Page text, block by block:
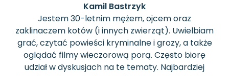
Kamil Bastrzyk
Jestem 30-letnim mężem, ojcem oraz
zaklinaczem kotów (i innych zwierząt). Uwielbiam
grać, czytać powieści kryminalne i grozy, a także
oglądać filmy wieczorową porą. Często biorę
udział w dyskusjach na te tematy. Najbardziej